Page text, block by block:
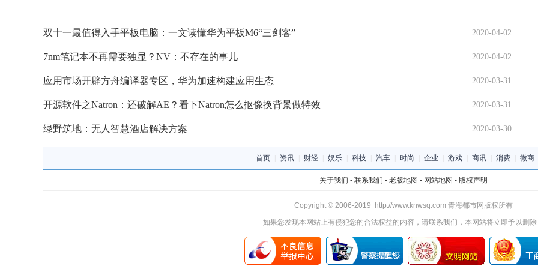
2020-04-02
双十一最值得入手平板电脑：一文读懂华为平板M6“三剑客”
2020-04-02
7nm笔记本不再需要独显？NV：不存在的事儿
2020-03-31
应用市场开辟方舟编译器专区，华为加速构建应用生态
2020-03-31
开源软件之Natron：还破解AE？看下Natron怎么抠像换背景做特效
2020-03-30
绿野筑地：无人智慧酒店解决方案
首页 资讯 财经 娱乐 科技 汽车 时尚 企业 游戏 商讯 消费 微商
关于我们 - 联系我们 - 老版地图 - 网站地图 - 版权声明
Copyright © 2006-2019 http://www.knwsq.com 青海都市网版权所有
如果您发现本网站上有侵犯您的合法权益的内容，请联系我们，本网站将立即予以删除